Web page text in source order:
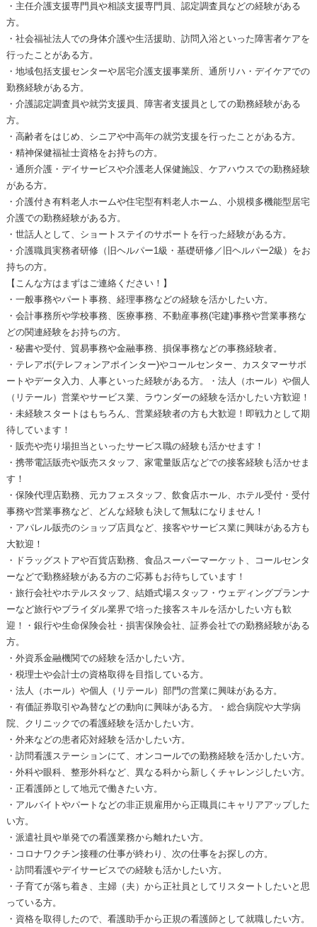
・主任介護支援専門員や相談支援専門員、認定調査員などの経験がある
方。
・社会福祉法人での身体介護や生活援助、訪問入浴といった障害者ケアを
行ったことがある方。
・地域包括支援センターや居宅介護支援事業所、通所リハ・デイケアでの
勤務経験がある方。
・介護認定調査員や就労支援員、障害者支援員としての勤務経験がある
方。
・高齢者をはじめ、シニアや中高年の就労支援を行ったことがある方。
・精神保健福祉士資格をお持ちの方。
・通所介護・デイサービスや介護老人保健施設、ケアハウスでの勤務経験
がある方。
・介護付き有料老人ホームや住宅型有料老人ホーム、小規模多機能型居宅
介護での勤務経験がある方。
・世話人として、ショートステイのサポートを行った経験がある方。
・介護職員実務者研修（旧ヘルパー1級・基礎研修／旧ヘルパー2級）をお
持ちの方。
【こんな方はまずはご連絡ください！】
・一般事務やパート事務、経理事務などの経験を活かしたい方。
・会計事務所や学校事務、医療事務、不動産事務(宅建)事務や営業事務な
どの関連経験をお持ちの方。
・秘書や受付、貿易事務や金融事務、損保事務などの事務経験者。
・テレアポ(テレフォンアポインター)やコールセンター、カスタマーサポ
ートやデータ入力、人事といった経験がある方。・法人（ホール）や個人
（リテール）営業やサービス業、ラウンダーの経験を活かしたい方歓迎！
・未経験スタートはもちろん、営業経験者の方も大歓迎！即戦力として期
待しています！
・販売や売り場担当といったサービス職の経験も活かせます！
・携帯電話販売や販売スタッフ、家電量販店などでの接客経験も活かせま
す！
・保険代理店勤務、元カフェスタッフ、飲食店ホール、ホテル受付・受付
事務や営業事務など、どんな経験も決して無駄になりません！
・アパレル販売のショップ店員など、接客やサービス業に興味がある方も
大歓迎！
・ドラッグストアや百貨店勤務、食品スーパーマーケット、コールセンタ
ーなどで勤務経験がある方のご応募もお待ちしています！
・旅行会社やホテルスタッフ、結婚式場スタッフ・ウェディングプランナ
ーなど旅行やブライダル業界で培った接客スキルを活かしたい方も歓
迎！・銀行や生命保険会社・損害保険会社、証券会社での勤務経験がある
方。
・外資系金融機関での経験を活かしたい方。
・税理士や会計士の資格取得を目指している方。
・法人（ホール）や個人（リテール）部門の営業に興味がある方。
・有価証券取引や為替などの動向に興味がある方。・総合病院や大学病
院、クリニックでの看護経験を活かしたい方。
・外来などの患者応対経験を活かしたい方。
・訪問看護ステーションにて、オンコールでの勤務経験を活かしたい方。
・外科や眼科、整形外科など、異なる科から新しくチャレンジしたい方。
・正看護師として地元で働きたい方。
・アルバイトやパートなどの非正規雇用から正職員にキャリアアップした
い方。
・派遣社員や単発での看護業務から離れたい方。
・コロナワクチン接種の仕事が終わり、次の仕事をお探しの方。
・訪問看護やデイサービスでの経験も活かしたい方。
・子育てが落ち着き、主婦（夫）から正社員としてリスタートしたいと思
っている方。
・資格を取得したので、看護助手から正規の看護師として就職したい方。